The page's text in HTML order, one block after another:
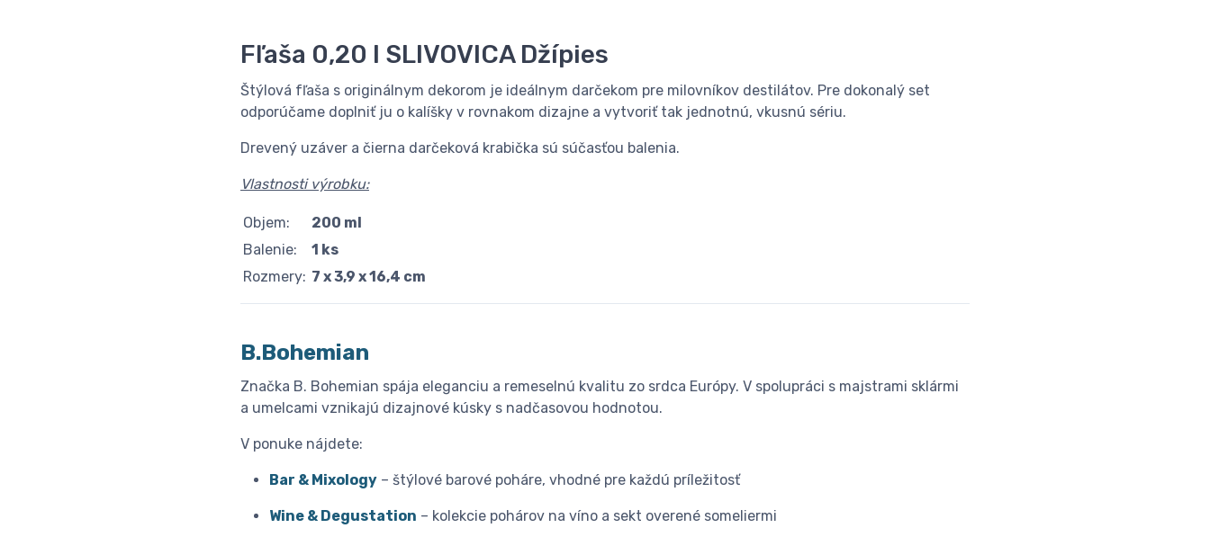
Fľaša 0,20 l SLIVOVICA Džípies
Štýlová fľaša s originálnym dekorom je ideálnym darčekom pre milovníkov destilátov. Pre dokonalý set
odporúčame doplniť ju o kalíšky v rovnakom dizajne a vytvoriť tak jednotnú, vkusnú sériu.
Drevený uzáver a čierna darčeková krabička sú súčasťou balenia.
Vlastnosti výrobku:
Objem:
200 ml
Balenie:
1 ks
Rozmery: 7 x 3,9 x 16,4 cm
B.Bohemian
Značka B. Bohemian spája eleganciu a remeselnú kvalitu zo srdca Európy. V spolupráci s majstrami sklármi
a umelcami vznikajú dizajnové kúsky s nadčasovou hodnotou.
V ponuke nájdete:
Bar & Mixology – štýlové barové poháre, vhodné pre každú príležitosť
Wine & Degustation – kolekcie pohárov na víno a sekt overené someliermi